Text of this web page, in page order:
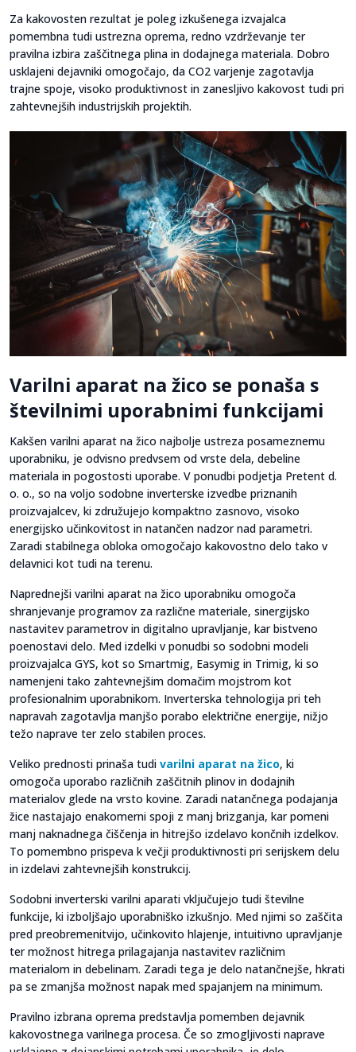
Za kakovosten rezultat je poleg izkušenega izvajalca
pomembna tudi ustrezna oprema, redno vzdrževanje ter
pravilna izbira zaščitnega plina in dodajnega materiala. Dobro
usklajeni dejavniki omogočajo, da CO2 varjenje zagotavlja
trajne spoje, visoko produktivnost in zanesljivo kakovost tudi pri
zahtevnejših industrijskih projektih.
Varilni aparat na žico se ponaša s
številnimi uporabnimi funkcijami
Kakšen varilni aparat na žico najbolje ustreza posameznemu
uporabniku, je odvisno predvsem od vrste dela, debeline
materiala in pogostosti uporabe. V ponudbi podjetja Pretent d.
o. o., so na voljo sodobne inverterske izvedbe priznanih
proizvajalcev, ki združujejo kompaktno zasnovo, visoko
energijsko učinkovitost in natančen nadzor nad parametri.
Zaradi stabilnega obloka omogočajo kakovostno delo tako v
delavnici kot tudi na terenu.
Naprednejši varilni aparat na žico uporabniku omogoča
shranjevanje programov za različne materiale, sinergijsko
nastavitev parametrov in digitalno upravljanje, kar bistveno
poenostavi delo. Med izdelki v ponudbi so sodobni modeli
proizvajalca GYS, kot so Smartmig, Easymig in Trimig, ki so
namenjeni tako zahtevnejšim domačim mojstrom kot
profesionalnim uporabnikom. Inverterska tehnologija pri teh
napravah zagotavlja manjšo porabo električne energije, nižjo
težo naprave ter zelo stabilen proces.
Veliko prednosti prinaša tudi varilni aparat na žico, ki
omogoča uporabo različnih zaščitnih plinov in dodajnih
materialov glede na vrsto kovine. Zaradi natančnega podajanja
žice nastajajo enakomerni spoji z manj brizganja, kar pomeni
manj naknadnega čiščenja in hitrejšo izdelavo končnih izdelkov.
To pomembno prispeva k večji produktivnosti pri serijskem delu
in izdelavi zahtevnejših konstrukcij.
Sodobni inverterski varilni aparati vključujejo tudi številne
funkcije, ki izboljšajo uporabniško izkušnjo. Med njimi so zaščita
pred preobremenitvijo, učinkovito hlajenje, intuitivno upravljanje
ter možnost hitrega prilagajanja nastavitev različnim
materialom in debelinam. Zaradi tega je delo natančnejše, hkrati
pa se zmanjša možnost napak med spajanjem na minimum.
Pravilno izbrana oprema predstavlja pomemben dejavnik
kakovostnega varilnega procesa. Če so zmogljivosti naprave